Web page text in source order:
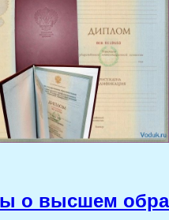
о высшем